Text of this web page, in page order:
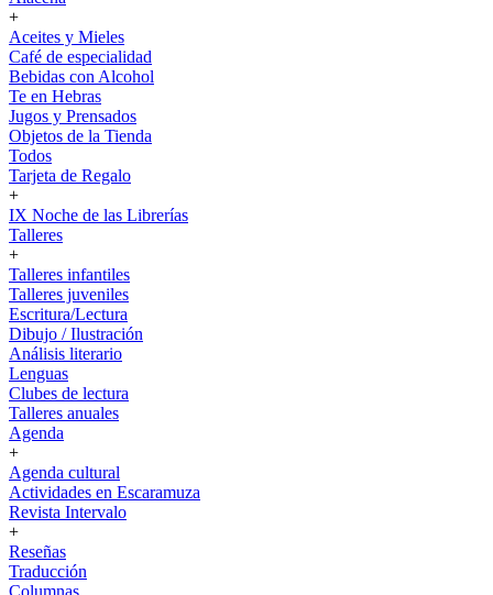
+
Aceites y Mieles
Café de especialidad
Bebidas con Alcohol
Te en Hebras
Jugos y Prensados
Objetos de la Tienda
Todos
Tarjeta de Regalo
+
IX Noche de las Librerías
Talleres
+
Talleres infantiles
Talleres juveniles
Escritura/Lectura
Dibujo / Ilustración
Análisis literario
Lenguas
Clubes de lectura
Talleres anuales
Agenda
+
Agenda cultural
Actividades en Escaramuza
Revista Intervalo
+
Reseñas
Traducción
Columnas